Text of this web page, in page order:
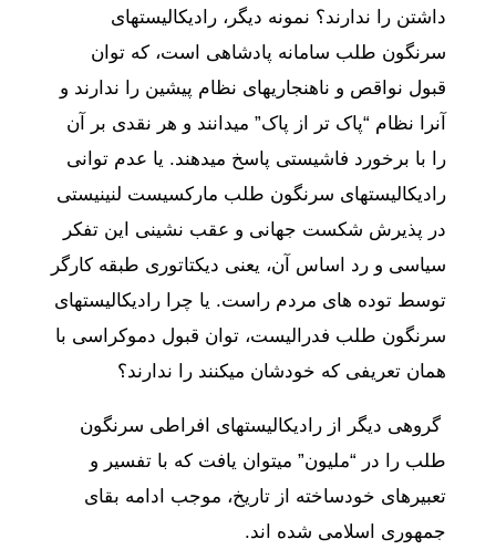
داشتن را ندارند؟ نمونه دیگر، رادیکالیستهای
سرنگون طلب سامانه پادشاهی است، که توان
قبول نواقص و ناهنجاریهای نظام پیشین را ندارند و
آنرا نظام “پاک تر از پاک” میدانند و هر نقدی بر آن
را با برخورد فاشیستی پاسخ میدهند. یا عدم توانی
رادیکالیستهای سرنگون طلب مارکسیست لنینیستی
در پذیرش شکست جهانی و عقب نشینی این تفکر
سیاسی و رد اساس آن، یعنی دیکتاتوری طبقه کارگر
توسط توده های مردم راست. یا چرا رادیکالیستهای
سرنگون طلب فدرالیست، توان قبول دموکراسی با
همان تعریفی که خودشان میکنند را ندارند؟
گروهی دیگر از رادیکالیستهای افراطی سرنگون
طلب را در “ملیون” میتوان یافت که با تفسیر و
تعبیرهای خودساخته از تاریخ، موجب ادامه بقای
جمهوری اسلامی شده اند.